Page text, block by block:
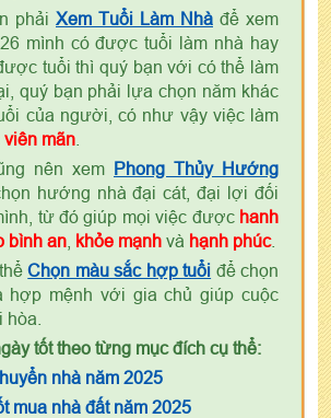
phải Xem Tuổi Làm Nhà để xem
mình có được tuổi làm nhà hay
tuổi thì quý bạn với có thể làm
quý bạn phải lựa chọn năm khác
của người, có như vậy việc làm
viên mãn
nên xem Phong Thủy Hướng
hướng nhà đại cát, đại lợi đối
từ đó giúp mọi việc được hanh
bình an khỏe mạnh và hạnh phúc.
Chọn màu sắc hợp tuổi để chọn
hợp mệnh với gia chủ giúp cuộc
tốt theo từng mục đích cụ thể:
nhà năm 2025
mua nhà đất năm 2025